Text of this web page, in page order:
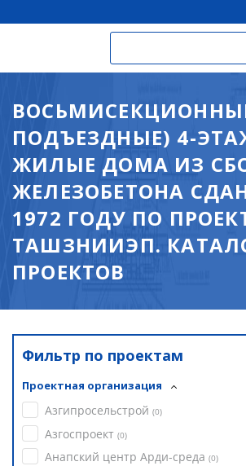
ПОДЪЕЗДНЫЕ) 4-
ЖИЛЫЕ ДОМА ИЗ
ЖЕЛЕЗОБЕТОНА
1972 ГОДУ ПО
ТАШЗНИИЭП.
ПРОЕКТОВ
Фильтр по проектам
Проектная организация
Азгипросельстрой (0)
Азгоспроект (0)
Анапский центр Арди-среда (0)